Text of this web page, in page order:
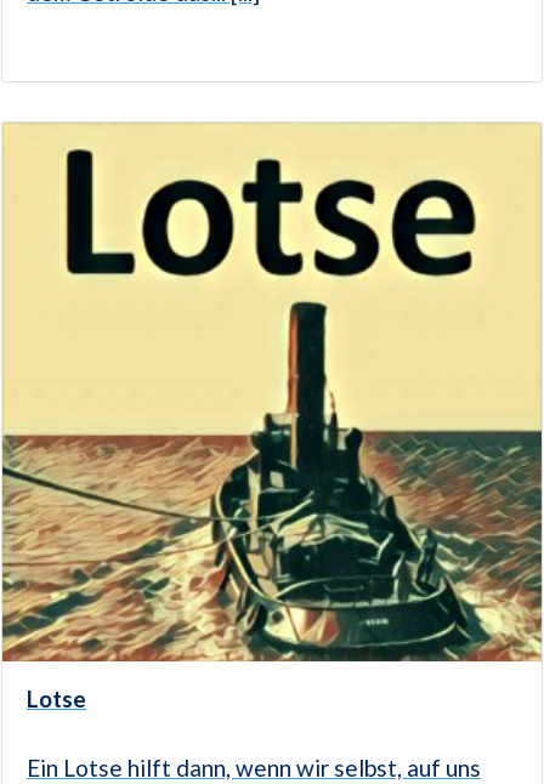
Lotse
Ein Lotse hilft dann, wenn wir selbst, auf uns